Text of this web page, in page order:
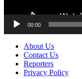
00:00
About Us
Contact Us
Reporters
Privacy Policy